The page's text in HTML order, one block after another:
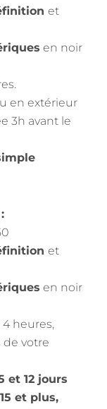
et
en noir
en extérieur
3h avant le
et
en noir
heures,
de votre
et 12 jours
et plus,